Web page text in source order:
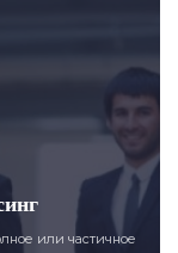
или частичное